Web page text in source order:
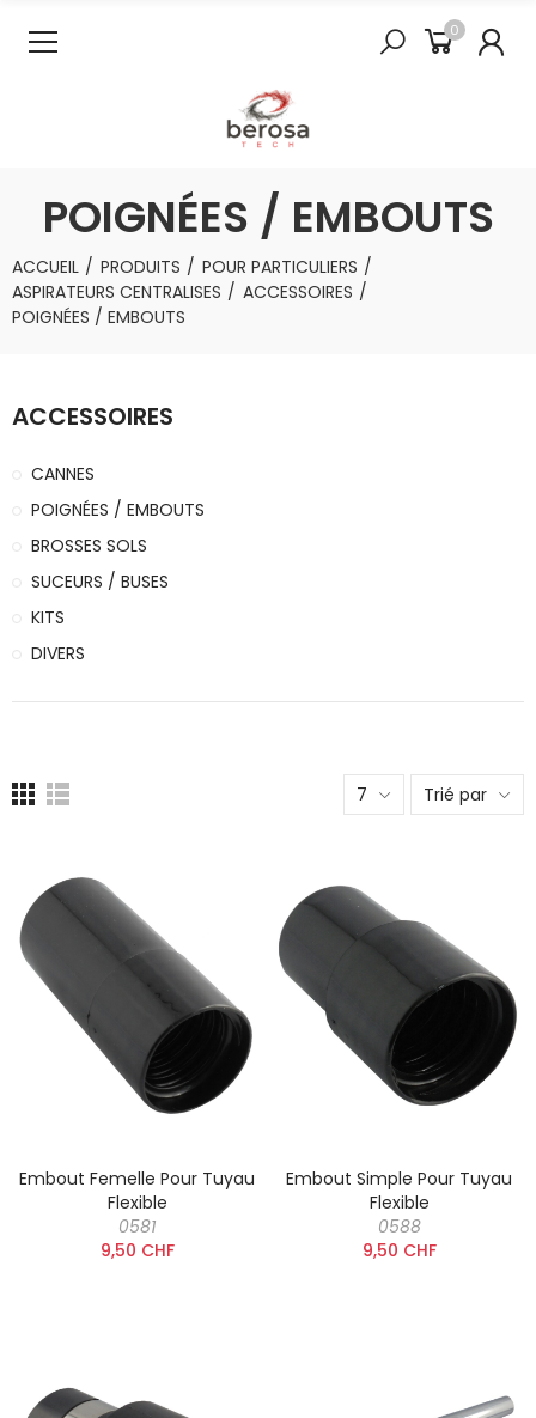
0
POIGNÉES / EMBOUTS
ACCUEIL PRODUITS
POUR PARTICULIERS
ASPIRATEURS CENTRALISES
ACCESSOIRES
POIGNÉES / EMBOUTS
ACCESSOIRES
CANNES
POIGNÉES / EMBOUTS
BROSSES SOLS
SUCEURS / BUSES
KITS
DIVERS
7 Trié par
Embout Femelle Pour Tuyau
Flexible
0581
9,50 CHF
Embout Simple Pour Tuyau
Flexible
0588
9,50 CHF